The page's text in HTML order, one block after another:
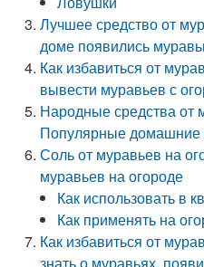
Лучшее средство от
доме появились
Как избавиться от
вывести муравьев с
Народные средства от
Популярные домашние
Соль от муравьев на
муравьев на огороде
Как использовать в
Как применять на
Как избавиться от